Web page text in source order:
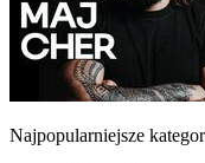
Najpopularniejsze